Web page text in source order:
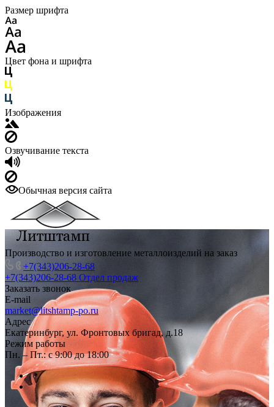
Размер шрифта
Цвет фона и шрифта
Изображения
Озвучивание текста
Обычная версия сайта
Производство и изготовление металлоизделий на заказ
+7(343)206-28-68
+7(343)206-28-68 Отдел продаж
Заказать звонок
E-mail
market@litshtamp-po.ru
Адрес
Екатеринбург, ул. Фронтовых бригад, д.18
Режим работы
Пн. – Пт.: с 9:00 до 18:00